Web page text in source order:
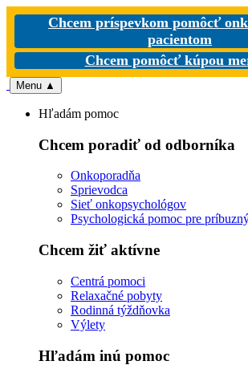
Chcem príspevkom pomôcť
pacientom
Chcem pomôcť kúpou
Menu ▲
Hľadám pomoc
Chcem poradiť od odborníka
Onkoporadňa
Sprievodca
Sieť onkopsychológov
Psychologická pomoc pre
Chcem žiť aktívne
Centrá pomoci
Relaxačné pobyty
Rodinná týždňovka
Výlety
Hľadám inú pomoc